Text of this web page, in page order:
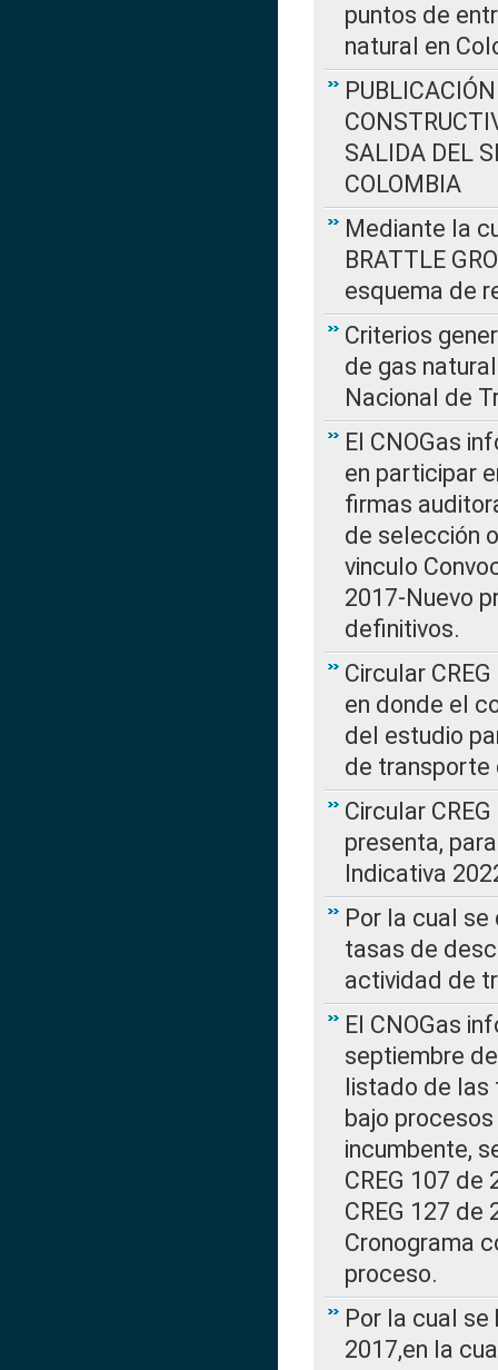
puntos de
natural en
SALIDA DEL
COLOMBIA
Mediante la
BRATTLE
esquema de
Criterios
de gas
Nacional de
El CNOGas
en participar
firmas
de selección
vinculo
2017-Nuevo
definitivos.
Circular
en donde el
del estudio
de transporte
Circular
presenta,
Indicativa
Por la cual
tasas de
actividad de
El CNOGas
septiembre
listado de las
bajo
incumbente,
CREG 107
CREG 127 de
Cronograma
proceso.
Por la cual se
2017,en la